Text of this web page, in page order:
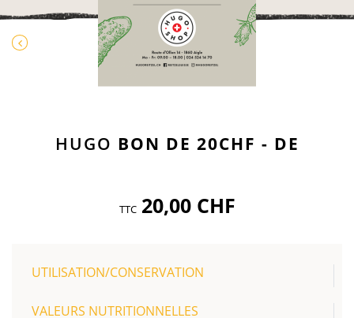
HUGO BON DE 20CHF - DE
TTC 20,00 CHF
UTILISATION/CONSERVATION
VALEURS NUTRITIONNELLES